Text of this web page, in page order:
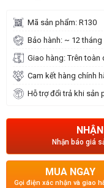
Mã sản phẩm: R130
Bảo hành: ~ 12 tháng
Giao hàng: Trên toàn
Cam kết hàng chính
Hỗ trợ đổi trả khi sản
Nhận báo giá
MUA NGAY
Gọi điện xác nhận và giao